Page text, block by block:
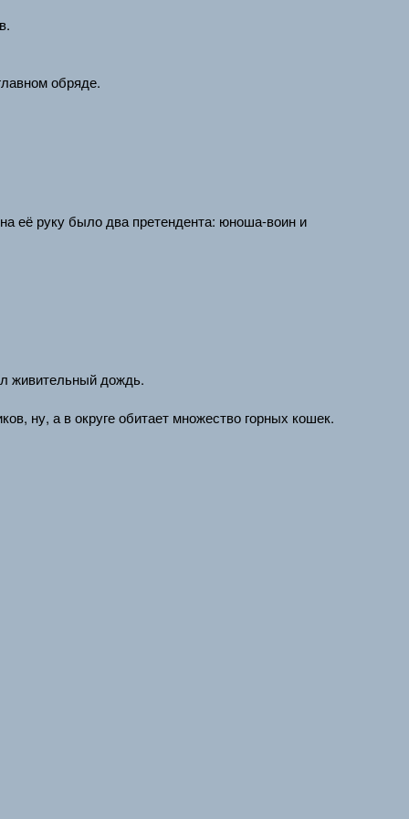
обряде.
её руку было два претендента: юноша-воин и
живительный дождь.
ну, а в округе обитает множество горных кошек.